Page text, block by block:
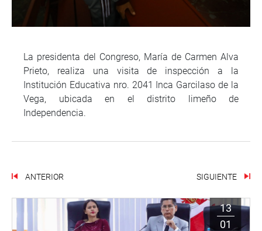
La presidenta del Congreso, María de Carmen Alva
Prieto, realiza una visita de inspección a la
Institución Educativa nro. 2041 Inca Garcilaso de la
Vega, ubicada en el distrito limeño de
Independencia.
ANTERIOR SIGUIENTE
13
01